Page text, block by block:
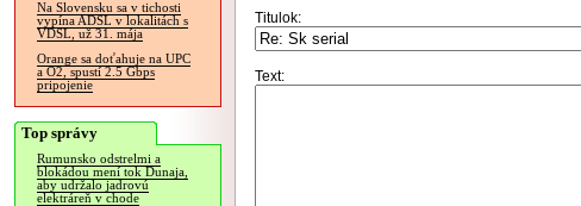
Na Slovensku sa v tichosti
vypína ADSL v lokalitách s
VDSL, už 31. mája
Orange sa doťahuje na UPC
a O2, spustí 2.5 Gbps
pripojenie
Top správy
Rumunsko odstrelmi a
blokádou mení tok Dunaja,
aby udržalo jadrovú
elektráreň v chode
Titulok:
Text: